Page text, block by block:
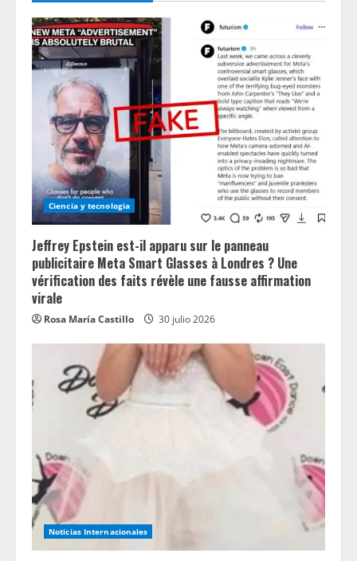
Ciencia y tecnologia
Jeffrey Epstein est-il apparu sur le panneau
publicitaire Meta Smart Glasses à Londres ? Une
vérification des faits révèle une fausse affirmation
virale
Rosa María Castillo 30 julio 2026
Noticias Internacionales